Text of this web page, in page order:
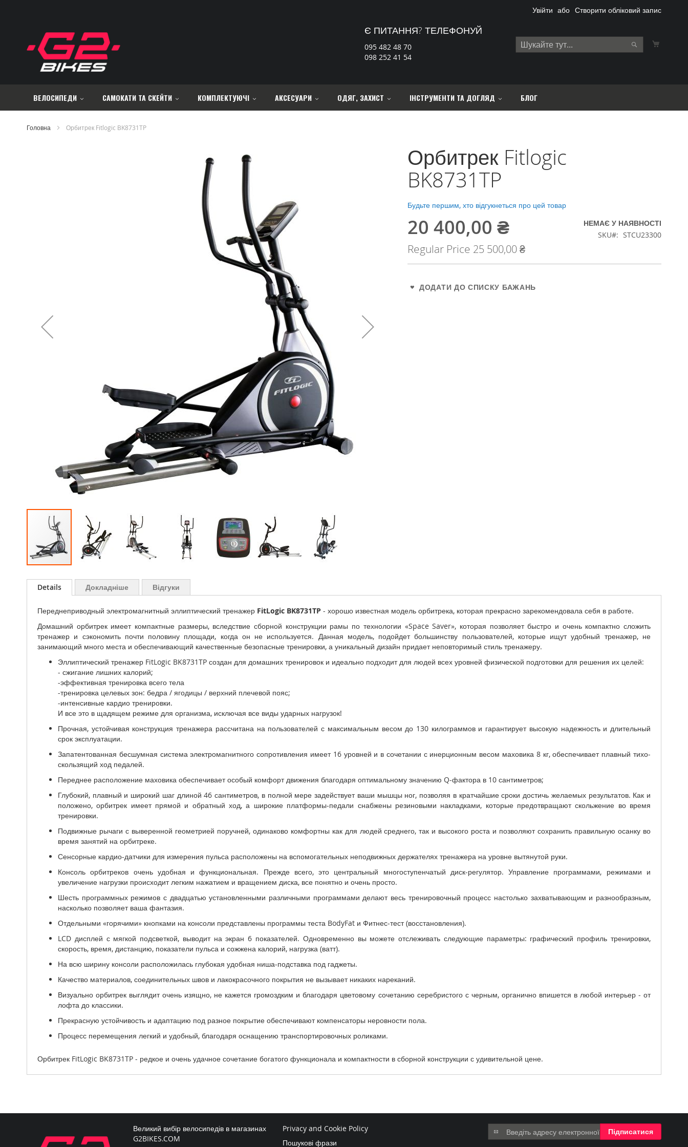
Content
Увійти Створити обліковий запис
Search
Є ПИТАННЯ? ТЕЛЕФОНУЙ
095 482 48 70
098 252 41 54
ВЕЛОСИПЕДИ САМОКАТИ ТА СКЕЙТИ КОМПЛЕКТУЮЧІ АКСЕСУАРИ ОДЯГ, ЗАХИСТ ІНСТРУМЕНТИ ТА ДОГЛЯД БЛОГ
Головна Орбитрек Fitlogic BK8731TP
до
початку
зображень
Орбитрек Fitlogic
BK8731TP
Будьте першим, хто відгукнеться про цей товар
Special
20 400,00 ₴
Regular Price 25 500,00 ₴
НЕМАЄ У НАЯВНОСТІ
SKU
STCU23300
ДОДАТИ ДО СПИСКУ БАЖАНЬ
Details
Переднеприводный электромагнитный эллиптический тренажер FitLogic BK8731TP - хорошо известная модель орбитрека, которая прекрасно зарекомендовала себя в работе.
Домашний орбитрек имеет компактные размеры, вследствие сборной конструкции рамы по технологии «Space Saver», которая позволяет быстро и очень компактно сложить
тренажер и сэкономить почти половину площади, когда он не используется. Данная модель, подойдет большинству пользователей, которые ищут удобный тренажер, не
занимающий много места и обеспечивающий качественные безопасные тренировки, а уникальный дизайн придает неповторимый стиль тренажеру.
Эллиптический тренажер FitLogic BK8731TP создан для домашних тренировок и идеально подходит для людей всех уровней физической подготовки для решения их целей:
- сжигание лишних калорий;
-эффективная тренировка всего тела
-тренировка целевых зон: бедра / ягодицы / верхний плечевой пояс;
-интенсивные кардио тренировки.
И все это в щадящем режиме для организма, исключая все виды ударных нагрузок!
Прочная, устойчивая конструкция тренажера рассчитана на пользователей с максимальным весом до 130 килограммов и гарантирует высокую надежность и длительный
срок эксплуатации.
Запатентованная бесшумная система электромагнитного сопротивления имеет 16 уровней и в сочетании с инерционным весом маховика 8 кг, обеспечивает плавный тихо-
скользящий ход педалей.
Переднее расположение маховика обеспечивает особый комфорт движения благодаря оптимальному значению Q-фактора в 10 сантиметров;
Глубокий, плавный и широкий шаг длиной 46 сантиметров, в полной мере задействует ваши мышцы ног, позволяя в кратчайшие сроки достичь желаемых результатов. Как и
положено, орбитрек имеет прямой и обратный ход, а широкие платформы-педали снабжены резиновыми накладками, которые предотвращают скольжение во время
тренировки.
Подвижные рычаги с выверенной геометрией поручней, одинаково комфортны как для людей среднего, так и высокого роста и позволяют сохранить правильную осанку во
время занятий на орбитреке.
Сенсорные кардио-датчики для измерения пульса расположены на вспомогательных неподвижных держателях тренажера на уровне вытянутой руки.
Консоль орбитреков очень удобная и функциональная. Прежде всего, это центральный многоступенчатый диск-регулятор. Управление программами, режимами и
увеличение нагрузки происходит легким нажатием и вращением диска, все понятно и очень просто.
Шесть программных режимов с двадцатью установленными различными программами делают весь тренировочный процесс настолько захватывающим и разнообразным,
насколько позволяет ваша фантазия.
Отдельными «горячими» кнопками на консоли представлены программы теста BodyFat и Фитнес-тест (восстановления).
LCD дисплей с мягкой подсветкой, выводит на экран 6 показателей. Одновременно вы можете отслеживать следующие параметры: графический профиль тренировки,
скорость, время, дистанцию, показатели пульса и сожжена калорий, нагрузка (ватт).
На всю ширину консоли расположилась глубокая удобная ниша-подставка под гаджеты.
Качество материалов, соединительных швов и лакокрасочного покрытия не вызывает никаких нареканий.
Визуально орбитрек выглядит очень изящно, не кажется громоздким и благодаря цветовому сочетанию серебристого с черным, органично впишется в любой интерьер - от
лофта до классики.
Прекрасную устойчивость и адаптацию под разное покрытие обеспечивают компенсаторы неровности пола.
Процесс перемещения легкий и удобный, благодаря оснащению транспортировочных роликами.
Орбитрек FitLogic BK8731TP - редкое и очень удачное сочетание богатого функционала и компактности в сборной конструкции с удивительной цене.
Докладніше Відгуки
Підпишіться
на
Підписатися
Великий вибір велосипедів в магазинах
G2BIKES.COM
Privacy and Cookie Policy
Пошукові фрази